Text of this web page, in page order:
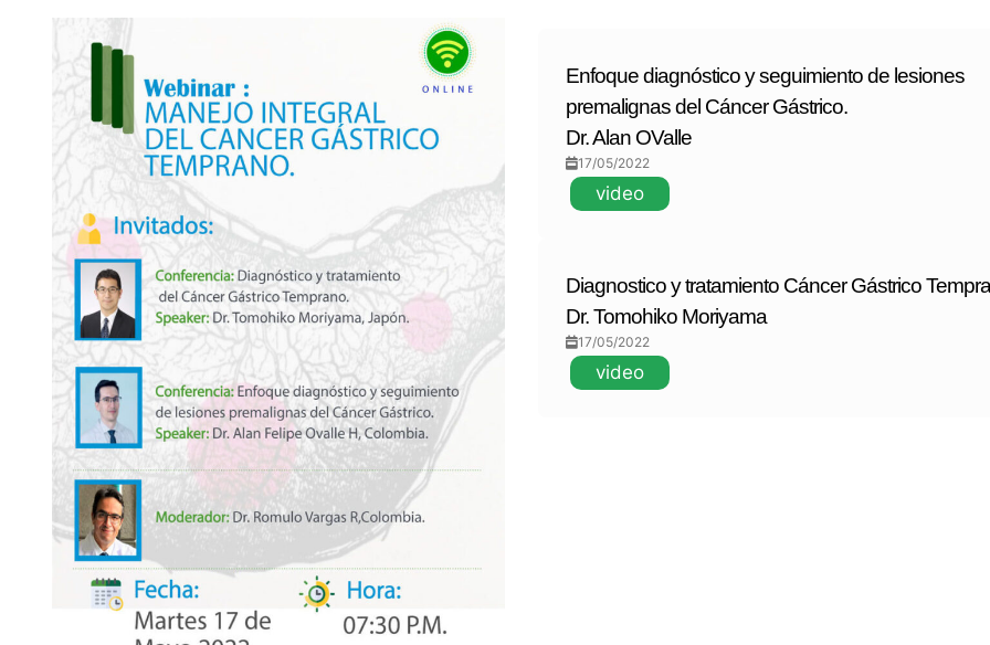
Enfoque diagnóstico y seguimiento de lesiones
premalignas del Cáncer Gástrico.
Dr. Alan OValle
17/05/2022
video
Diagnostico y tratamiento Cáncer Gástrico
Dr. Tomohiko Moriyama
17/05/2022
video